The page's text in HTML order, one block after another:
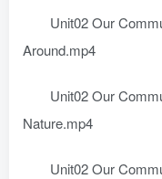
Unit02 Our
Around.mp4
Unit02 Our
Nature.mp4
Unit02 Our